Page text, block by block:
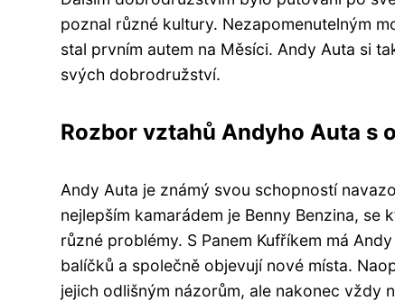
poznal různé kultury. Nezapomenutelným
stal prvním autem na Měsíci. Andy Auta si
svých dobrodružství.
Rozbor vztahů Andyho Auta s
Andy Auta je známý svou schopností
nejlepším kamarádem je Benny Benzina,
různé problémy. S Panem Kufříkem má
balíčků a společně objevují nové místa.
jejich odlišným názorům, ale nakonec vždy